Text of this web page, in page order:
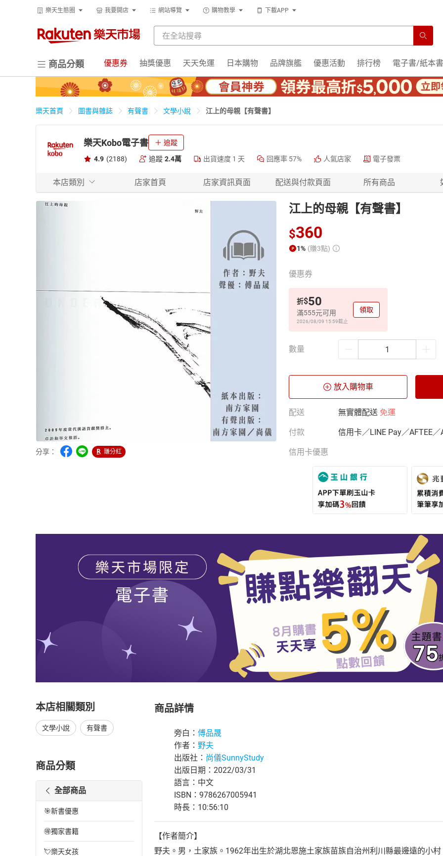
樂天生態圈 我要開店 網站導覽 購物教學 下載APP
商品分類 優惠券 抽獎優惠 天天免運 日本購物 品牌旗艦 優惠活動 排行榜 電子書/紙本書
樂天首頁 圖書與雜誌 有聲書 文學小說 江上的母親【有聲書】
樂天Kobo電子書 追蹤
4.9 (2188) 追蹤 2.4萬 出貨速度 1 天 回應率 57% 人氣店家 電子發票
本店類別 店家首頁 店家資訊頁面 配送與付款頁面 所有商品
分享： 賺分紅
江上的母親【有聲書】
$360
1% (賺3點)
優惠券
折$50
滿555元可用
2026/08/09 15:59截止
領取
數量
放入購物車
配送 無實體配送 免運
付款 信用卡／LINE Pay／AFTEE／
信用卡優惠
本店相關類別
文學小說 有聲書
商品分類
全部商品
🎯新書優惠
🉐獨家書籍
💘樂天女孩
商品詳情
旁白： 傅品晟
作者： 野夫
出版社： 尚儀SunnyStudy
出版日期：2022/03/31
語言：中文
ISBN：9786267005941
時長：10:56:10
【作者簡介】
野夫。男，土家族。1962年出生於湖北恩施土家族苗族自治州利川縣最邊遠的小